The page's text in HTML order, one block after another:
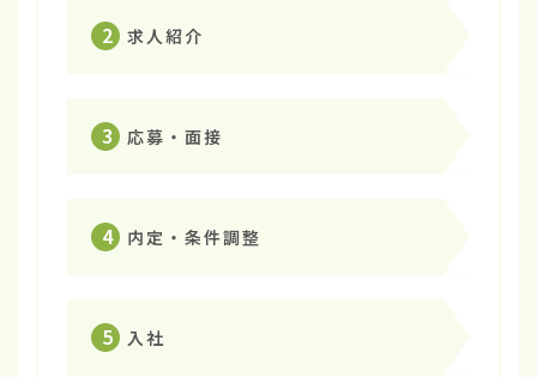
2 求人紹介
3 応募・面接
4 内定・条件調整
5 入社